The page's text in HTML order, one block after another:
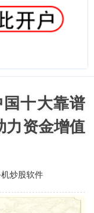
十大靠谱
力资金增值
炒股软件